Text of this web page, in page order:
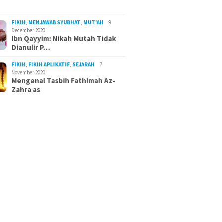
FIKIH, MENJAWAB SYUBHAT, MUT'AH
9
December 2020
Ibn Qayyim: Nikah Mutah Tidak
Dianulir P…
FIKIH, FIKIH APLIKATIF, SEJARAH
7
November 2020
Mengenal Tasbih Fathimah Az-
Zahra as